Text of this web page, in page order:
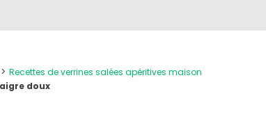
Recettes de verrines salées apéritives maison
doux